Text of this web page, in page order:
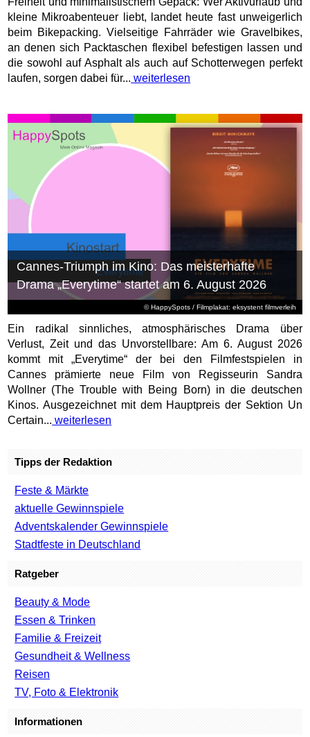
kleine Mikroabenteuer liebt, landet heute fast unweigerlich
beim Bikepacking. Vielseitige Fahrräder wie Gravelbikes,
an denen sich Packtaschen flexibel befestigen lassen und
die sowohl auf Asphalt als auch auf Schotterwegen perfekt
laufen, sorgen dabei für... weiterlesen
© HappySpots / Filmplakat: eksystent filmverleih
Cannes-Triumph im Kino: Das meisterhafte
Drama „Everytime“ startet am 6. August 2026
Ein radikal sinnliches, atmosphärisches Drama über
Verlust, Zeit und das Unvorstellbare: Am 6. August 2026
kommt mit „Everytime“ der bei den Filmfestspielen in
Cannes prämierte neue Film von Regisseurin Sandra
Wollner (The Trouble with Being Born) in die deutschen
Kinos. Ausgezeichnet mit dem Hauptpreis der Sektion Un
Certain... weiterlesen
Tipps der Redaktion
Feste & Märkte
aktuelle Gewinnspiele
Adventskalender Gewinnspiele
Stadtfeste in Deutschland
Ratgeber
Beauty & Mode
Essen & Trinken
Familie & Freizeit
Gesundheit & Wellness
Reisen
TV, Foto & Elektronik
Informationen